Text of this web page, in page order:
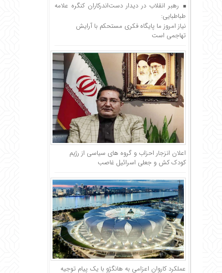
رهبر انقلاب در دیدار دست‌اندرکاران کنگره علامه
طباطبایی:
نیاز امروز ما پایگاه فکری مستحکم با آرایش
تهاجمی است
اعلان انزجار احزاب و گروه های سیاسی از رژیم
کودک کش و جعلی اسرائیل غاصب
عملکرد کاروان اعزامی به هانگژو با یک پیام توجیه